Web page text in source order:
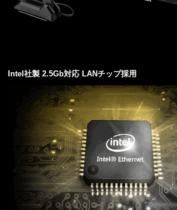
Intel社製 2.5Gb対応 LANチップ採用